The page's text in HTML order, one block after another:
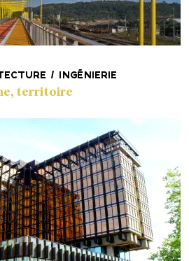
/ INGÉNIERIE
territoire